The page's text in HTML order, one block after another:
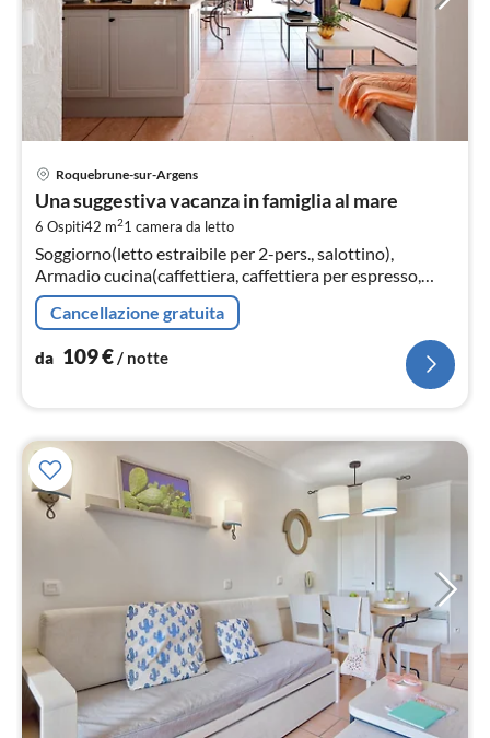
Roquebrune-sur-Argens
Una suggestiva vacanza in famiglia al mare
6 Ospiti42 m21 camera da letto
Soggiorno(letto estraibile per 2-pers., salottino),
Armadio cucina(caffettiera, caffettiera per espresso,
forno, forno a microonde, lavastoviglie, )
Cancellazione gratuita
da 109€/ notte